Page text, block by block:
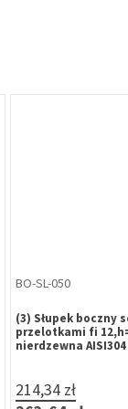
BO-SL-940
Wiertło z
nierdzewnej M5
28,69 zł